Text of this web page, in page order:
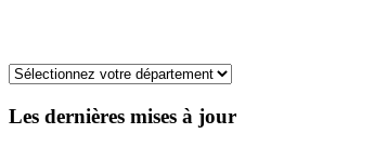
Les dernières mises à jour